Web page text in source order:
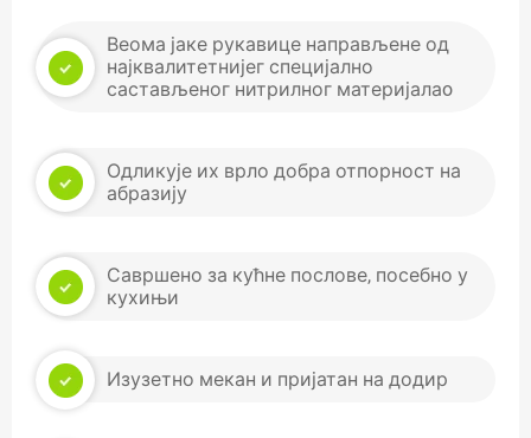
Веома јаке рукавице направљене од
најквалитетнијег специјално
састављеног нитрилног материјалаo
Одликује их врло добра отпорност на
абразију
Савршено за кућне послове, посебно у
кухињи
Изузетно мекан и пријатан на додир